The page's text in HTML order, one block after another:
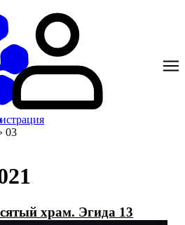
03
храм. Эгида 13